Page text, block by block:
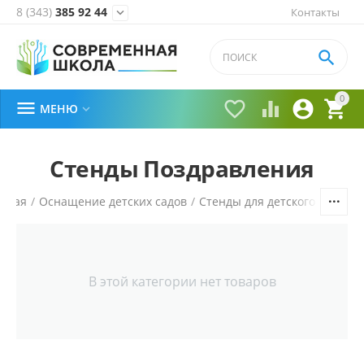
Контакты
8 (343) 385 92 44 
0


 

 МЕНЮ 
Стенды Поздравления
/ Оснащение детских садов / Стенды для детского сада
В этой категории нет товаров